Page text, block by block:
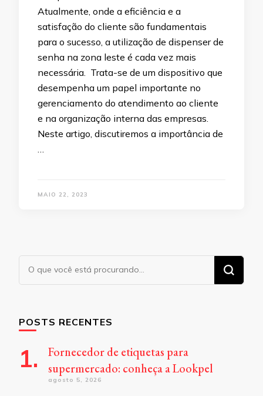
Atualmente, onde a eficiência e a
satisfação do cliente são fundamentais
para o sucesso, a utilização de dispenser de
senha na zona leste é cada vez mais
necessária. Trata-se de um dispositivo que
desempenha um papel importante no
gerenciamento do atendimento ao cliente
e na organização interna das empresas.
Neste artigo, discutiremos a importância de
MAIO 22, 2023
Procurando
algo?
POSTS RECENTES
Fornecedor de etiquetas para
supermercado: conheça a Lookpel
agosto 5, 2026